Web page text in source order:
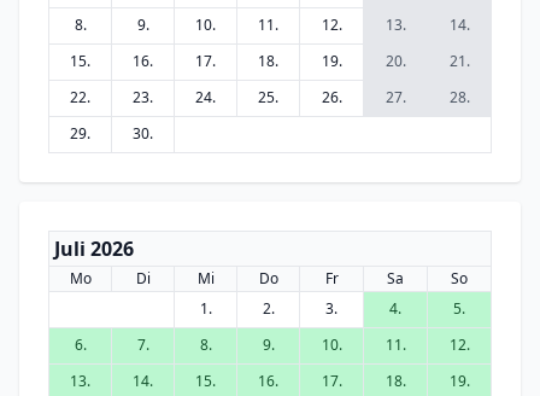
8.
9. 10. 11. 12. 13.
14.
15.
16. 17. 18. 19. 20.
21.
22.
23. 24. 25. 26. 27.
28.
29.
30.
Juli 2026
Mo Di Mi Do Fr Sa
So
1.
2. 3. 4.
5.
6.
7. 8. 9. 10. 11.
12.
13.
14. 15. 16. 17. 18.
19.